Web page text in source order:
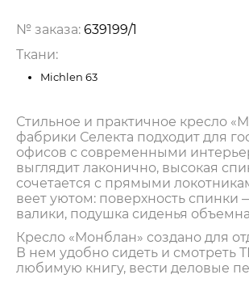
№ заказа: 639199/1
Ткани:
Michlen 63
Стильное и практичное кресло
фабрики Селекта подходит для
офисов с современными
выглядит лаконично, высокая
сочетается с прямыми
веет уютом: поверхность
валики, подушка сиденья
Кресло «Монблан» создано для
В нем удобно сидеть и смотреть
любимую книгу, вести деловые